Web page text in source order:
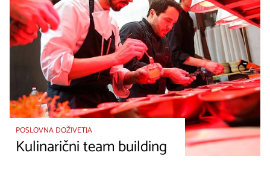
POSLOVNA DOŽIVETJA
Kulinarični team building